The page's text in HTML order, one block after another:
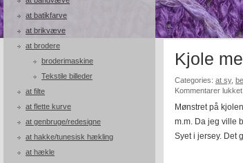
at batikfarve
at brikvæve
at brodere
broderimaskine
Tekstile billeder
at filte
at flette kurve
at genbruge/redesigne
at hakke/tunesisk hækling
at hækle
Kjole
Categories: at sy,
Kommentarer lukkettil
Mønstret på
m.m. Da jeg ville
Syet i jersey. Det